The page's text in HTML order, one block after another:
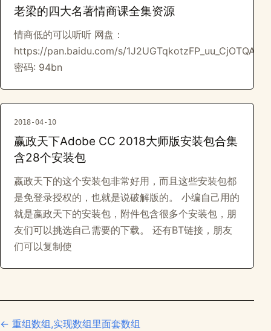
老梁的四大名著情商课全集资源
情商低的可以听听 网盘：
https://pan.baidu.com/s/1J2UGTqkotzFP_uu_CjOTQA
密码: 94bn
2018-04-10
赢政天下Adobe CC 2018大师版安装包合集
含28个安装包
嬴政天下的这个安装包非常好用，而且这些安装包都
是免登录授权的，也就是说破解版的。 小编自己用的
就是嬴政天下的安装包，附件包含很多个安装包，朋
友们可以挑选自己需要的下载。 还有BT链接，朋友
们可以复制使
← 重组数组,实现数组里面套数组